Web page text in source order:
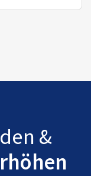
&